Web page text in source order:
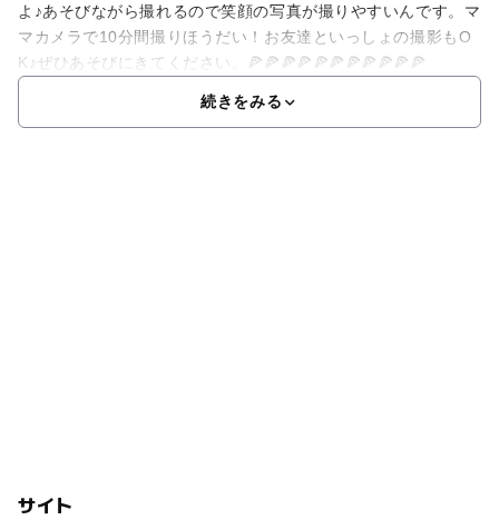
よ♪あそびながら撮れるので笑顔の写真が撮りやすいんです。マ
マカメラで10分間撮りほうだい！お友達といっしょの撮影もO
K♪ぜひあそびにきてください。🍕🍕🍕🍕🍕🍕🍕🍕🍕🍕🍕
続きをみる
サイト